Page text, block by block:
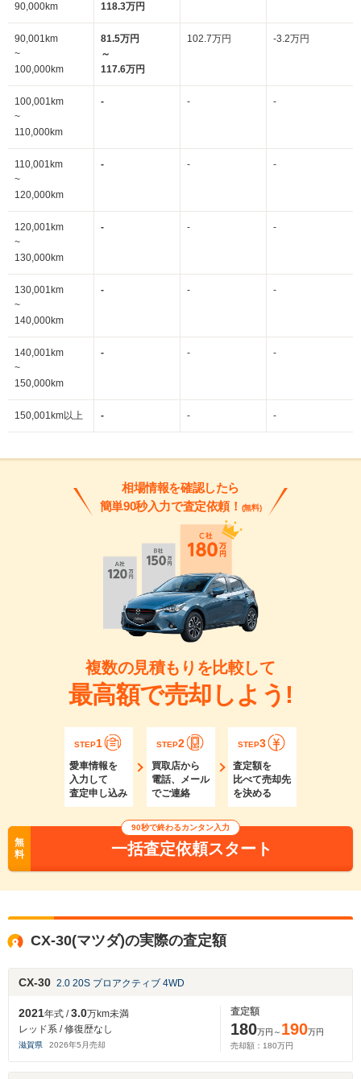
90,000km
118.3万円
90,001km
~
100,000km
81.5万円
～
117.6万円
102.7万円 -3.2万円
100,001km
~
110,000km
- - -
110,001km
~
120,000km
- - -
120,001km
~
130,000km
- - -
130,001km
~
140,000km
- - -
140,001km
~
150,000km
- - -
150,001km以上 - - -
相場情報を確認したら
簡単90秒入力で査定依頼！ (無料)
複数の見積もりを比較して
最高額で売却しよう!
STEP1
愛車情報を
入力して
査定申し込み
STEP2
買取店から
電話、メール
でご連絡
STEP3
査定額を
比べて売却先
を決める
無
料
90秒で終わるカンタン入力
一括査定依頼スタート
CX-30(マツダ)の実際の査定額
CX-30 2.0 20S プロアクティブ 4WD
2021年式 /3.0万km未満
レッド系 / 修復歴なし
滋賀県 2026年5 月売却
査定額
180万円～ 190万円
売却額： 180万円